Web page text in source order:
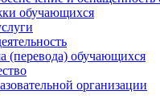
обучающихся
(перевода) обучающихся
организации